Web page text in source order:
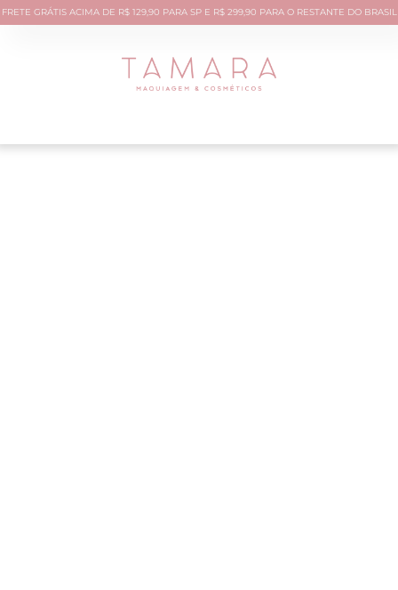
FRETE GRÁTIS ACIMA DE R$ 129,90 PARA SP E R$ 299,90 PARA O RESTANTE DO BRASIL